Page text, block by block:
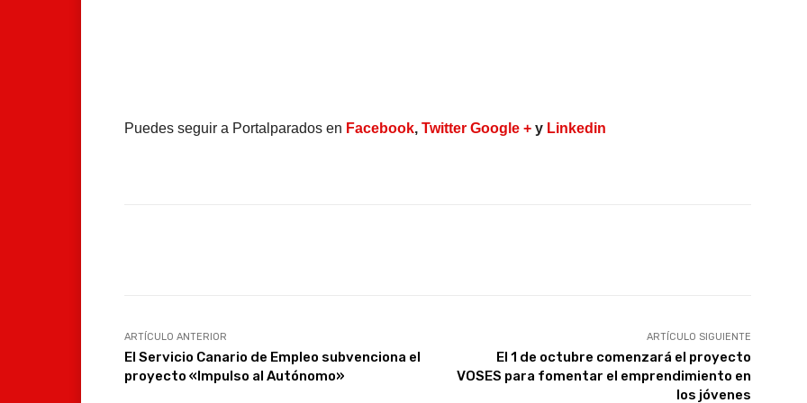
Puedes seguir a Portalparados en Facebook, Twitter Google + y Linkedin
ARTÍCULO ANTERIOR
El Servicio Canario de Empleo subvenciona el
proyecto «Impulso al Autónomo»
ARTÍCULO SIGUIENTE
El 1 de octubre comenzará el proyecto
VOSES para fomentar el emprendimiento en
los jóvenes